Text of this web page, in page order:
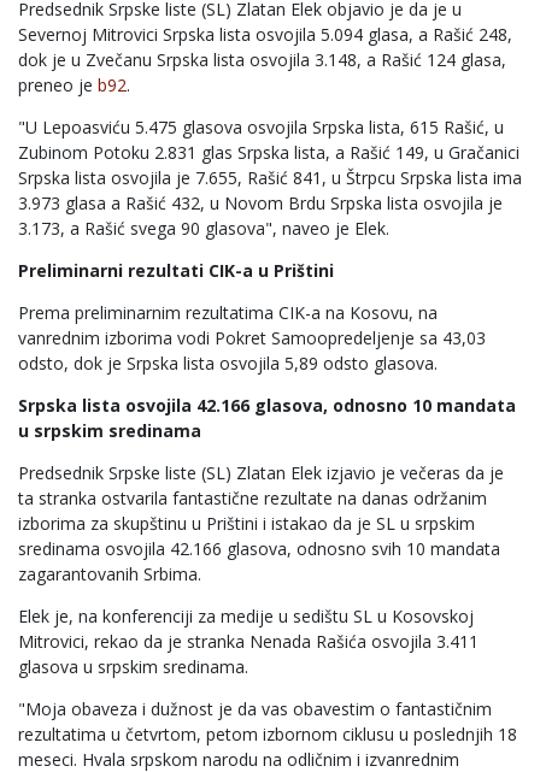
Predsednik Srpske liste (SL) Zlatan Elek objavio je da je u
Severnoj Mitrovici Srpska lista osvojila 5.094 glasa, a Rašić 248,
dok je u Zvečanu Srpska lista osvojila 3.148, a Rašić 124 glasa,
preneo je b92.
"U ​Lepoasviću 5.475 glasova osvojila Srpska lista, 615 Rašić, u
Zubinom Potoku 2.831 glas Srpska lista, a Rašić 149, u ​Gračanici
Srpska lista osvojila je 7.655, Rašić 841, u Štrpcu Srpska lista ima
3.973 glasa a Rašić 432, u ​Novom Brdu Srpska lista osvojila je
3.173, a Rašić svega 90 glasova", naveo je Elek.
Preliminarni rezultati CIK-a u Prištini
Prema preliminarnim rezultatima CIK-a na Kosovu, na
vanrednim izborima vodi Pokret Samoopredeljenje sa 43,03
odsto, dok je Srpska lista osvojila 5,89 odsto glasova.
Srpska lista osvojila 42.166 glasova, odnosno 10 mandata
u srpskim sredinama
Predsednik Srpske liste (SL) Zlatan Elek izjavio je večeras da je
ta stranka ostvarila fantastične rezultate na danas održanim
izborima za skupštinu u Prištini i istakao da je SL u srpskim
sredinama osvojila 42.166 glasova, odnosno svih 10 mandata
zagarantovanih Srbima.
Elek je, na konferenciji za medije u sedištu SL u Kosovskoj
Mitrovici, rekao da je stranka Nenada Rašića osvojila 3.411
glasova u srpskim sredinama.
"Moja obaveza i dužnost je da vas obavestim o fantastičnim
rezultatima u četvrtom, petom izbornom ciklusu u poslednjih 18
meseci. Hvala srpskom narodu na odličnim i izvanrednim